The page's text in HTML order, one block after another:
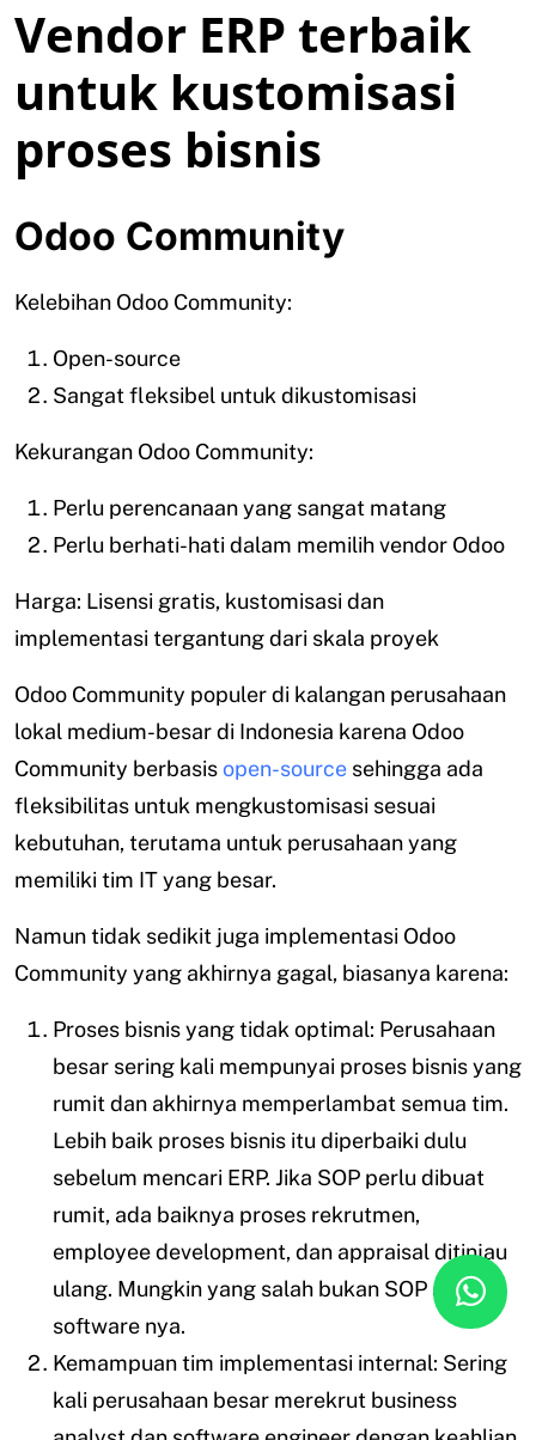
Vendor ERP terbaik
untuk kustomisasi
proses bisnis
Odoo Community
Kelebihan Odoo Community:
Open-source
Sangat fleksibel untuk dikustomisasi
Kekurangan Odoo Community:
Perlu perencanaan yang sangat matang
Perlu berhati-hati dalam memilih vendor Odoo
Harga: Lisensi gratis, kustomisasi dan
implementasi tergantung dari skala proyek
Odoo Community populer di kalangan perusahaan
lokal medium-besar di Indonesia karena Odoo
Community berbasisopen-source sehingga ada
fleksibilitas untuk mengkustomisasi sesuai
kebutuhan, terutama untuk perusahaan yang
memiliki tim IT yang besar.
Namun tidak sedikit juga implementasi Odoo
Community yang akhirnya gagal, biasanya karena:
Proses bisnis yang tidak optimal: Perusahaan
besar sering kali mempunyai proses bisnis yang
rumit dan akhirnya memperlambat semua tim.
Lebih baik proses bisnis itu diperbaiki dulu
sebelum mencari ERP. Jika SOP perlu dibuat
rumit, ada baiknya proses rekrutmen,
employee development, dan appraisal ditinjau
ulang. Mungkin yang salah bukan SOP atau
software nya.
Kemampuan tim implementasi internal: Sering
kali perusahaan besar merekrut business